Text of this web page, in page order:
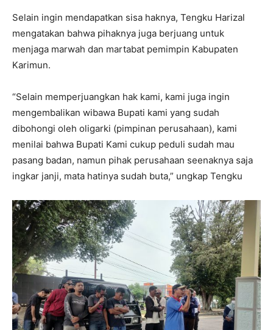
Selain ingin mendapatkan sisa haknya, Tengku Harizal
mengatakan bahwa pihaknya juga berjuang untuk
menjaga marwah dan martabat pemimpin Kabupaten
Karimun.
“Selain memperjuangkan hak kami, kami juga ingin
mengembalikan wibawa Bupati kami yang sudah
dibohongi oleh oligarki (pimpinan perusahaan), kami
menilai bahwa Bupati Kami cukup peduli sudah mau
pasang badan, namun pihak perusahaan seenaknya saja
ingkar janji, mata hatinya sudah buta,” ungkap Tengku